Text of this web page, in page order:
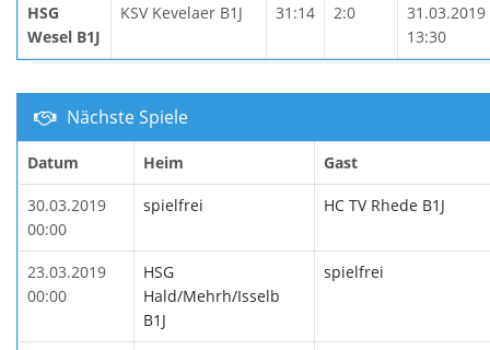
HSG
Wesel B1J
KSV Kevelaer B1J 31:14 2:0
31.03.2019
13:30
Nächste Spiele
Datum Heim Gast
30.03.2019
00:00
spielfrei HC TV Rhede B1J
23.03.2019
00:00
HSG
Hald/Mehrh/Isselb
B1J
spielfrei